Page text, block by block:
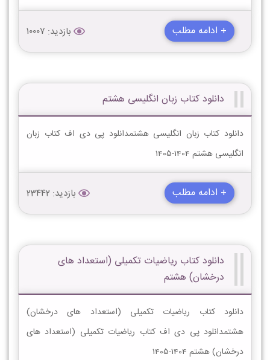
+ ادامه مطلب بازدید: 10007
دانلود کتاب زبان انگلیسی هشتم
دانلود کتاب زبان انگلیسی هشتمدانلود پی دی اف کتاب زبان
انگلیسی هشتم 1404-1405
+ ادامه مطلب بازدید: 23442
دانلود کتاب ریاضیات تکمیلی (استعداد های
درخشان) هشتم
دانلود کتاب ریاضیات تکمیلی (استعداد های درخشان)
هشتمدانلود پی دی اف کتاب ریاضیات تکمیلی (استعداد های
درخشان) هشتم 1404-1405